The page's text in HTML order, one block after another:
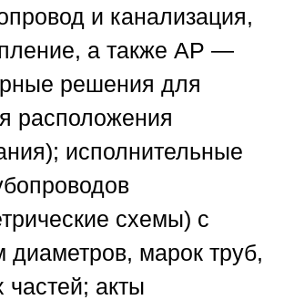
и канализация,
а также АР —
решения для
расположения
исполнительные
схемы) с
диаметров, марок труб,
акты